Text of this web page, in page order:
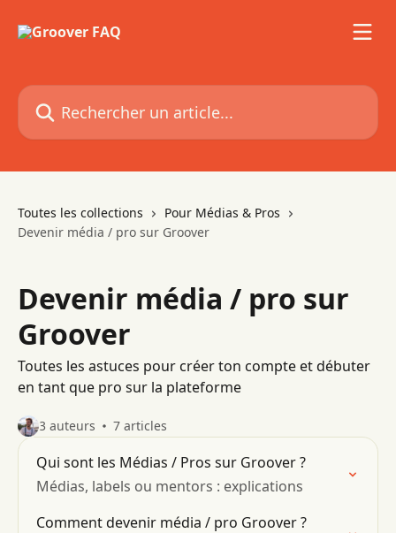
Rechercher un article...
Toutes les collections
Pour Médias & Pros
Devenir média / pro sur Groover
Devenir média / pro sur
Groover
Toutes les astuces pour créer ton compte et débuter
en tant que pro sur la plateforme
3 auteurs 7 articles
Qui sont les Médias / Pros sur Groover ?
Médias, labels ou mentors : explications
Comment devenir média / pro Groover ?